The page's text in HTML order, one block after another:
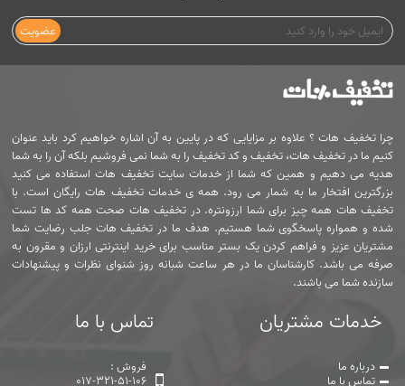
عضویت
چرا تخفیف هات ؟ علاوه بر مزایایی که در پایین به آن اشاره خواهیم کرد باید عنوان
کنیم ما در تخفیف هات، تخفیف و کد تخفیف را به شما نمی فروشیم بلکه آن را به شما
هدیه می دهیم و همین که شما از خدمات سایت تخفیف هات استفاده می کنید
بزرگترین افتخار ما به شمار می رود. همه ی خدمات تخفیف هات رایگان است. با
تخفیف هات همه چیز برای شما ارزونتره. در تخفیف هات صحت همه کد ها تست
شده و همواره پاسخگوی شما هستیم. هدف ما در تخفیف هات جلب رضایت شما
مشتریان عزیز و فراهم کردن یک بستر مناسب برای خرید اینترنتی ارزان و مقرون به
صرفه می باشد. کارشناسان ما در هر ساعت شبانه روز شنوای نظرات و پیشنهادات
سازنده شما می باشند.
خدمات مشتریان
درباره ما
تماس با ما
تماس با ما
فروش :
017-321-51-106